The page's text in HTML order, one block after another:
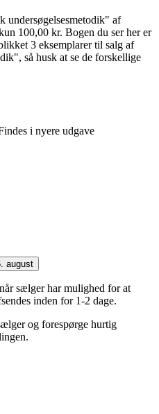
undersøgelsesmetodik" af
100,00 kr. Bogen du ser her er
3 eksemplarer til salg af
så husk at se de forskellige
i nyere udgave
august
sælger har mulighed for at
inden for 1-2 dage.
og forespørge hurtig